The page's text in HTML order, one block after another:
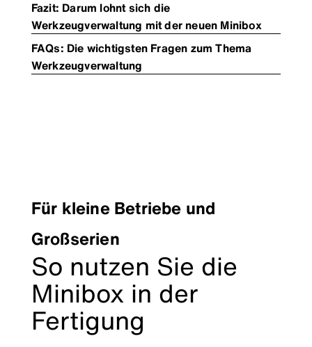
Fazit: Darum lohnt sich die
Werkzeugverwaltung mit der neuen Minibox
FAQs: Die wichtigsten Fragen zum Thema
Werkzeugverwaltung
Für kleine Betriebe und
Großserien
So nutzen Sie die
Minibox in der
Fertigung